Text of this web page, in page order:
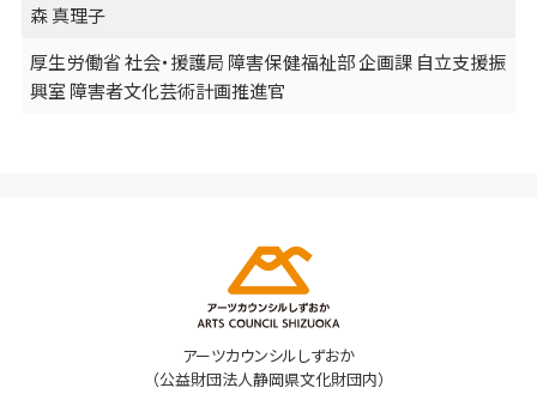
森 真理子
厚生労働省 社会・援護局 障害保健福祉部 企画課 自立支援振
興室 障害者文化芸術計画推進官
アーツカウンシルしずおか
（公益財団法人静岡県文化財団内）